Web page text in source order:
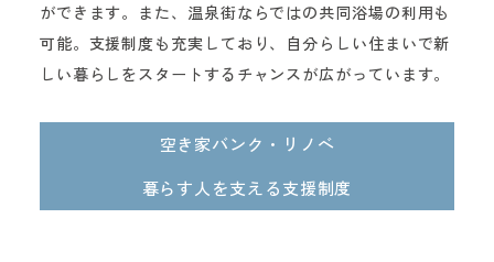
ができます。また、温泉街ならではの共同浴場の利用も
可能。支援制度も充実しており、自分らしい住まいで新
しい暮らしをスタートするチャンスが広がっています。
空き家バンク・リノベ
暮らす人を支える支援制度